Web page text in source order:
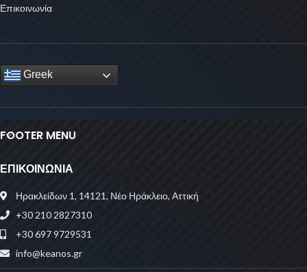
Επικοινωνία
Greek
FOOTER MENU
ΕΠΙΚΟΙΝΩΝΙΑ
Ηρακλείδων 1, 14121, Νέο Ηράκλειο, Αττική
+30 210 2827310
+30 697 9729531
info@keanos.gr